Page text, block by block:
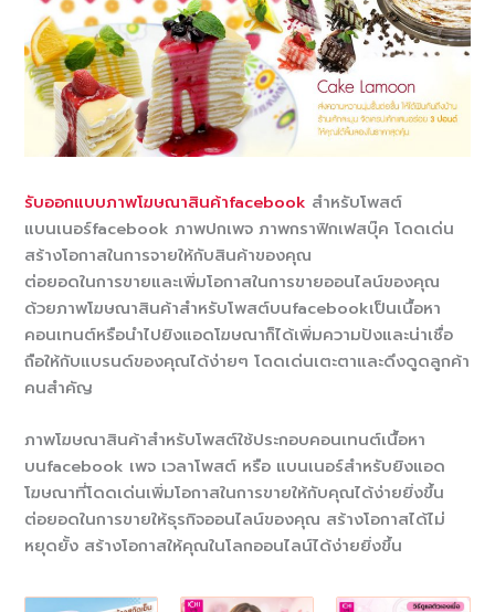
รับออกแบบภาพโฆษณาสินค้าfacebook สำหรับโพสต์
แบนเนอร์facebook ภาพปกเพจ ภาพกราฟิกเฟสบุ๊ค โดดเด่น
สร้างโอกาสในการจายให้กับสินค้าของคุณ
ต่อยอดในการขายและเพิ่มโอกาสในการขายออนไลน์ของคุณ
ด้วยภาพโฆษณาสินค้าสำหรับโพสต์บนfacebookเป็นเนื้อหา
คอนเทนต์หรือนำไปยิงแอดโฆษณาก็ได้เพิ่มความปังและน่าเชื่อ
ถือให้กับแบรนด์ของคุณได้ง่ายๆ โดดเด่นเตะตาและดึงดูดลูกค้า
คนสำคัญ
ภาพโฆษณาสินค้าสำหรับโพสต์ใช้ประกอบคอนเทนต์เนื้อหา
บนfacebook เพจ เวลาโพสต์ หรือ แบนเนอร์สำหรับยิงแอด
โฆษณาที่โดดเด่นเพิ่มโอกาสในการขายให้กับคุณได้ง่ายยิ่งขึ้น
ต่อยอดในการขายให้ธุรกิจออนไลน์ของคุณ สร้างโอกาสได้ไม่
หยุดยั้ง สร้างโอกาสให้คุณในโลกออนไลน์ได้ง่ายยิ่งขึ้น